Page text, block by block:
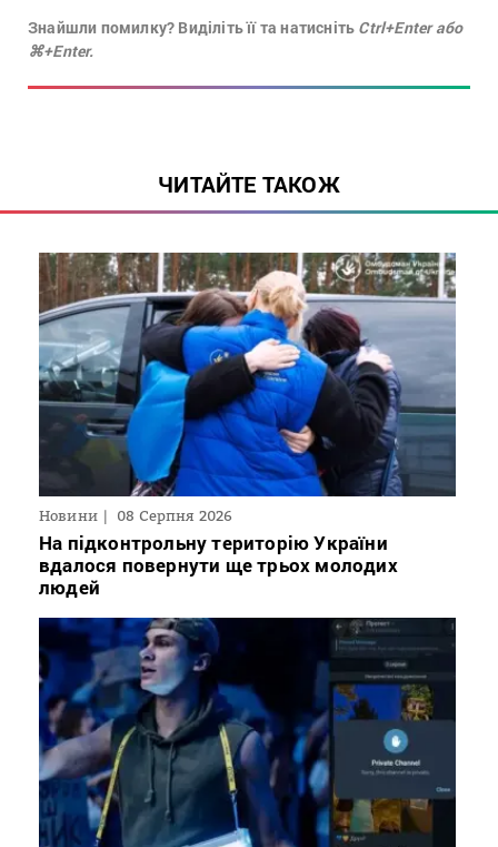
Знайшли помилку? Виділіть її та натисніть Ctrl+Enter або
⌘+Enter.
ЧИТАЙТЕ ТАКОЖ
Новини 08 Серпня 2026
На підконтрольну територію України
вдалося повернути ще трьох молодих
людей